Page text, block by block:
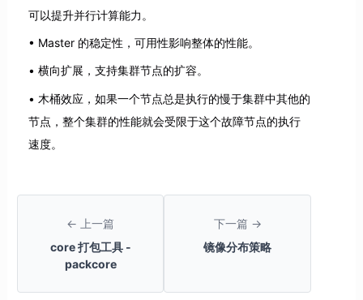
可以提升并行计算能力。
Master 的稳定性，可用性影响整体的性能。
横向扩展，支持集群节点的扩容。
木桶效应，如果一个节点总是执行的慢于集群中其他的
节点，整个集群的性能就会受限于这个故障节点的执行
速度。
← 上一篇
core 打包工具 -
packcore
下一篇 →
镜像分布策略